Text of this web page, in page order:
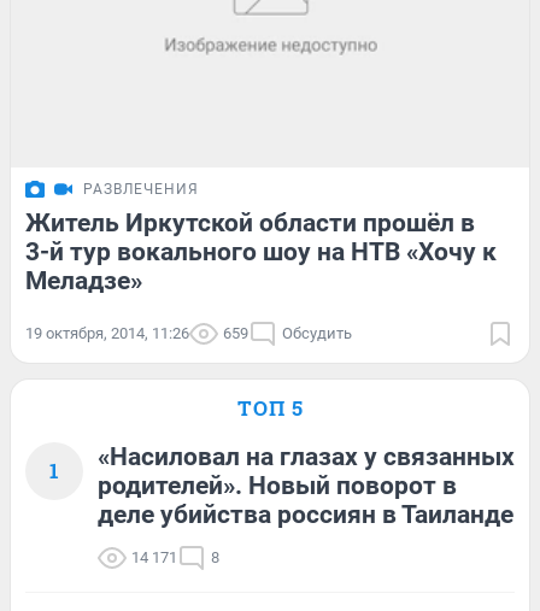
РАЗВЛЕЧЕНИЯ
Житель Иркутской области прошёл в
3-й тур вокального шоу на НТВ «Хочу к
Меладзе»
19 октября, 2014, 11:26 659 Обсудить
ТОП 5
1
«Насиловал на глазах у связанных
родителей». Новый поворот в
деле убийства россиян в Таиланде
14 171 8